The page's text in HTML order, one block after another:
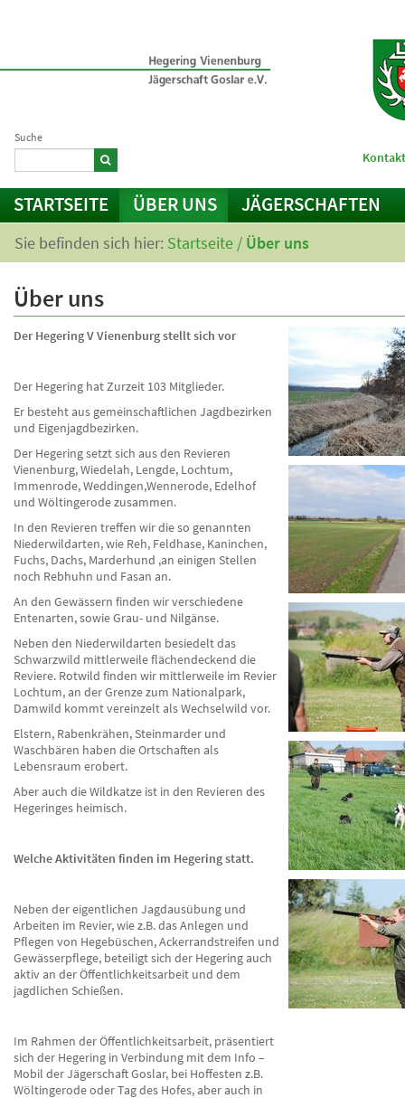
Suche
STARTSEITE ÜBER UNS JÄGERSCHAFTEN
Sie befinden sich hier: Startseite / Über uns
Über uns
Der Hegering V Vienenburg stellt sich vor
Der Hegering hat Zurzeit 103 Mitglieder.
Er besteht aus gemeinschaftlichen Jagdbezirken
und Eigenjagdbezirken.
Der Hegering setzt sich aus den Revieren
Vienenburg, Wiedelah, Lengde, Lochtum,
Immenrode, Weddingen,Wennerode, Edelhof
und Wöltingerode zusammen.
In den Revieren treffen wir die so genannten
Niederwildarten, wie Reh, Feldhase, Kaninchen,
Fuchs, Dachs, Marderhund ,an einigen Stellen
noch Rebhuhn und Fasan an.
An den Gewässern finden wir verschiedene
Entenarten, sowie Grau- und Nilgänse.
Neben den Niederwildarten besiedelt das
Schwarzwild mittlerweile flächendeckend die
Reviere. Rotwild finden wir mittlerweile im Revier
Lochtum, an der Grenze zum Nationalpark,
Damwild kommt vereinzelt als Wechselwild vor.
Elstern, Rabenkrähen, Steinmarder und
Waschbären haben die Ortschaften als
Lebensraum erobert.
Aber auch die Wildkatze ist in den Revieren des
Hegeringes heimisch.
Welche Aktivitäten finden im Hegering statt.
Neben der eigentlichen Jagdausübung und
Arbeiten im Revier, wie z.B. das Anlegen und
Pflegen von Hegebüschen, Ackerrandstreifen und
Gewässerpflege, beteiligt sich der Hegering auch
aktiv an der Öffentlichkeitsarbeit und dem
jagdlichen Schießen.
Im Rahmen der Öffentlichkeitsarbeit, präsentiert
sich der Hegering in Verbindung mit dem Info –
Mobil der Jägerschaft Goslar, bei Hoffesten z.B.
Wöltingerode oder Tag des Hofes, aber auch in